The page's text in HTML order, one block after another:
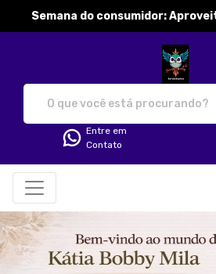
Semana do consumidor:
Entre em
Contato